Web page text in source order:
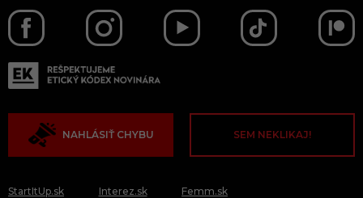
NAHLÁSIŤ CHYBU SEM NEKLIKAJ!
StartItUp.sk Interez.sk Femm.sk